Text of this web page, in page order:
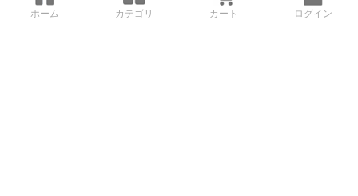
ホーム カテゴリ カート ログイン